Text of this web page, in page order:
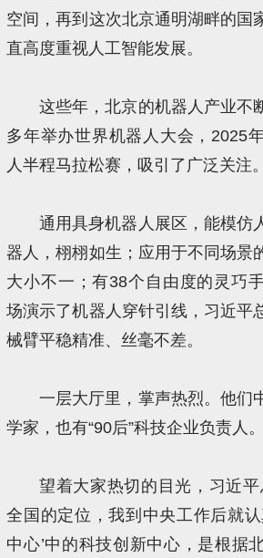
空间，再到这次北京通明湖畔的国
直高度重视人工智能发展。
这些年，北京的机器人产业不
多年举办世界机器人大会，2025
人半程马拉松赛，吸引了广泛关注。
通用具身机器人展区，能模仿
器人，栩栩如生；应用于不同场景
大小不一；有38个自由度的灵
场演示了机器人穿针引线，习近平
械臂平稳精准、丝毫不差。
一层大厅里，掌声热烈。他们
学家，也有“90后”科技企业负责人。
望着大家热切的目光，习近
全国的定位，我到中央工作后就
中心’中的科技创新中心，是根据